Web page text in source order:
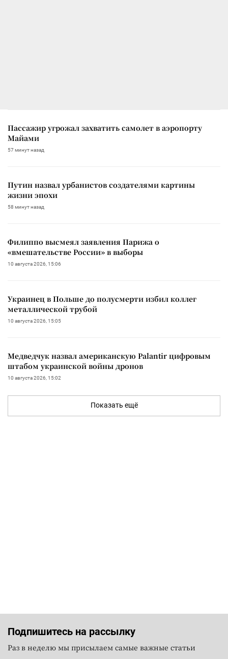
Пассажир угрожал захватить самолет в аэропорту
Майами
57 минут назад
Путин назвал урбанистов создателями картины
жизни эпохи
58 минут назад
Филиппо высмеял заявления Парижа о
«вмешательстве России» в выборы
10 августа 2026, 15:06
Украинец в Польше до полусмерти избил коллег
металлической трубой
10 августа 2026, 15:05
Медведчук назвал американскую Palantir цифровым
штабом украинской войны дронов
10 августа 2026, 15:02
Показать ещё
Подпишитесь на рассылку
Раз в неделю мы присылаем самые важные статьи